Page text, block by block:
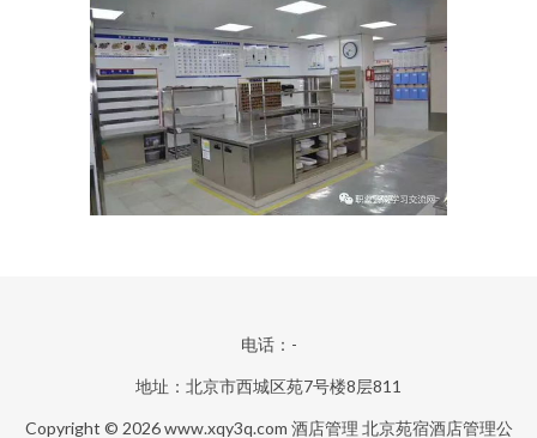
电话：-
地址：北京市西城区苑7号楼8层811
Copyright © 2026www.xqy3q.com 酒店管理 北京苑宿酒店管理公